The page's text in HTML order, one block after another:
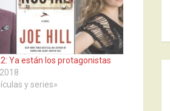
Ya están los protagonistas
y series»